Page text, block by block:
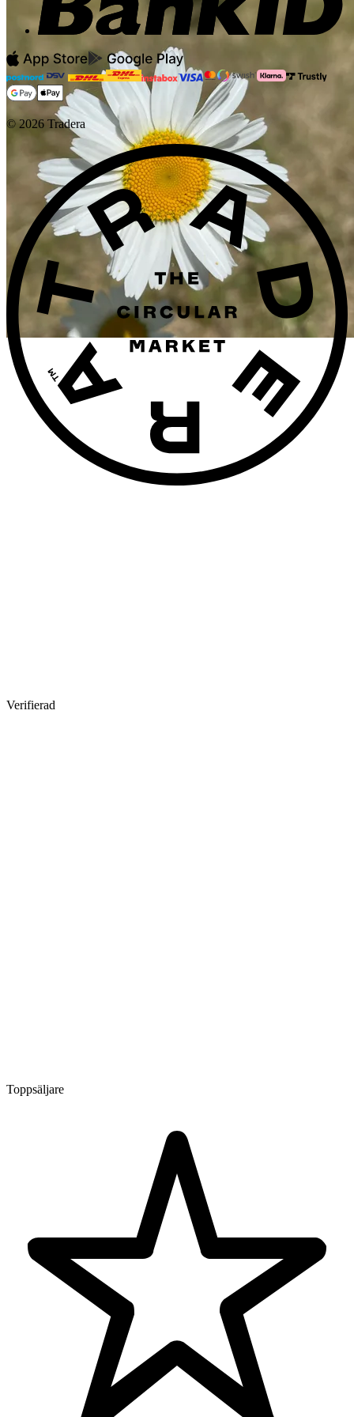
Verifierad
Toppsäljare
©2026 Tradera